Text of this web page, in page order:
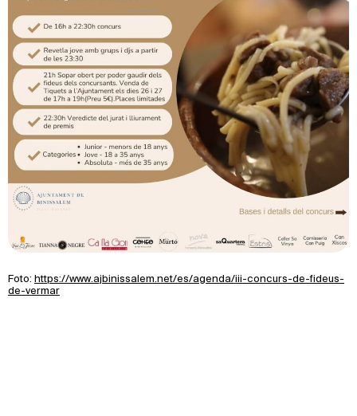
Foto: https://www.ajbinissalem.net/es/agenda/iii-concurs-de-fideus-
de-vermar